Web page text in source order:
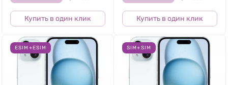
Купить в один клик Купить в один клик
ESIM+ESIM SIM+SIM